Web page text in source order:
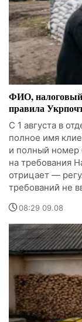
ФИО, налоговый
правила
С 1 августа в
полное имя
и полный номер
на требования
отрицает —
требований не
08:29 09.08